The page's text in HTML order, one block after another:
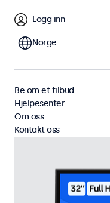
er enkle å integrere i
kompatible med
Filter (1)
HDMI 32"
Logg inn
Norge
Be om et tilbud
Hjelpesenter
Om oss
Kontakt oss